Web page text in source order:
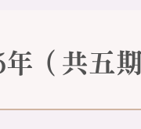
（共五